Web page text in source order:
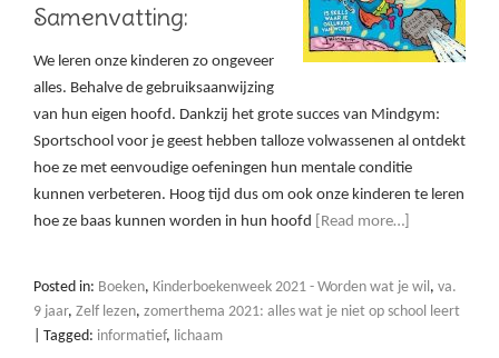
Samenvatting:
We leren onze kinderen zo ongeveer
alles. Behalve de gebruiksaanwijzing
van hun eigen hoofd. Dankzij het grote succes van Mindgym:
Sportschool voor je geest hebben talloze volwassenen al ontdekt
hoe ze met eenvoudige oefeningen hun mentale conditie
kunnen verbeteren. Hoog tijd dus om ook onze kinderen te leren
hoe ze baas kunnen worden in hun hoofd
[Read more…]
Posted in: Boeken, Kinderboekenweek 2021 - Worden wat je wil, va.
9 jaar, Zelf lezen, zomerthema 2021: alles wat je niet op school leert
Tagged: informatief, lichaam